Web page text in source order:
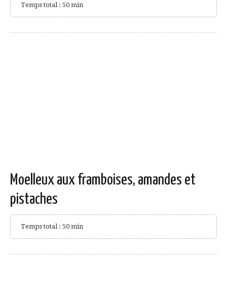
Temps total : 50 min
Moelleux aux framboises, amandes et
pistaches
Temps total : 50 min